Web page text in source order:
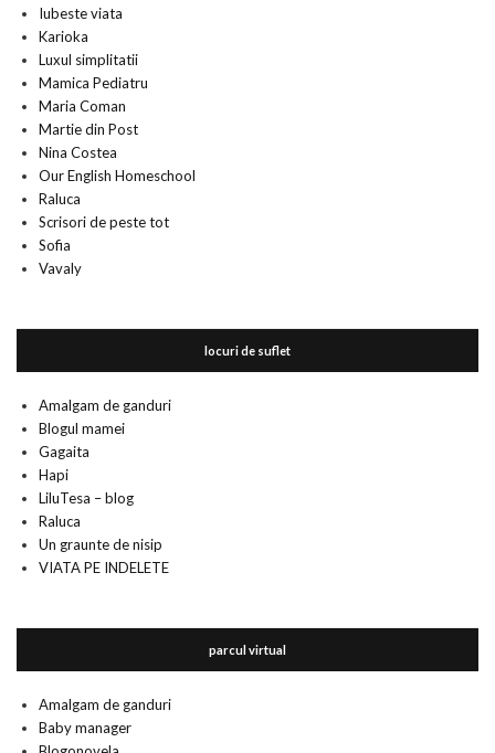
Iubeste viata
Karioka
Luxul simplitatii
Mamica Pediatru
Maria Coman
Martie din Post
Nina Costea
Our English Homeschool
Raluca
Scrisori de peste tot
Sofia
Vavaly
locuri de suflet
Amalgam de ganduri
Blogul mamei
Gagaita
Hapi
LiluTesa – blog
Raluca
Un graunte de nisip
VIATA PE INDELETE
parcul virtual
Amalgam de ganduri
Baby manager